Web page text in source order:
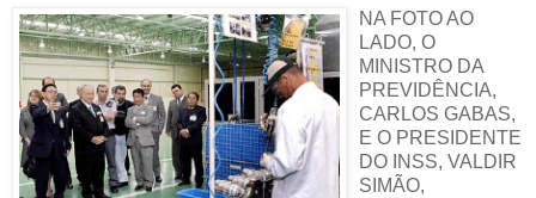
NA FOTO AO
LADO, O
MINISTRO DA
PREVIDÊNCIA,
CARLOS GABAS,
E O PRESIDENTE
DO INSS, VALDIR
SIMÃO,